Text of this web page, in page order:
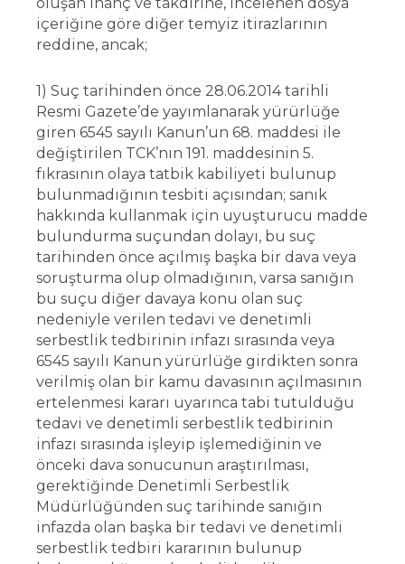
içeriğine göre diğer temyiz itirazlarının
reddine, ancak;
1) Suç tarihinden önce 28.06.2014 tarihli
Resmi Gazete’de yayımlanarak yürürlüğe
giren 6545 sayılı Kanun’un 68. maddesi ile
değiştirilen TCK’nın 191. maddesinin 5.
fıkrasının olaya tatbik kabiliyeti bulunup
bulunmadığının tesbiti açısından; sanık
hakkında kullanmak için uyuşturucu madde
bulundurma suçundan dolayı, bu suç
tarihinden önce açılmış başka bir dava veya
soruşturma olup olmadığının, varsa sanığın
bu suçu diğer davaya konu olan suç
nedeniyle verilen tedavi ve denetimli
serbestlik tedbirinin infazı sırasında veya
6545 sayılı Kanun yürürlüğe girdikten sonra
verilmiş olan bir kamu davasının açılmasının
ertelenmesi kararı uyarınca tabi tutulduğu
tedavi ve denetimli serbestlik tedbirinin
infazı sırasında işleyip işlemediğinin ve
önceki dava sonucunun araştırılması,
gerektiğinde Denetimli Serbestlik
Müdürlüğünden suç tarihinde sanığın
infazda olan başka bir tedavi ve denetimli
serbestlik tedbiri kararının bulunup